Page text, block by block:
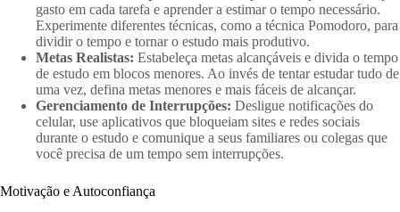
gasto em cada tarefa e aprender a estimar o tempo necessário.
Experimente diferentes técnicas, como a técnica Pomodoro, para
dividir o tempo e tornar o estudo mais produtivo.
Metas Realistas: Estabeleça metas alcançáveis e divida o tempo
de estudo em blocos menores. Ao invés de tentar estudar tudo de
uma vez, defina metas menores e mais fáceis de alcançar.
Gerenciamento de Interrupções: Desligue notificações do
celular, use aplicativos que bloqueiam sites e redes sociais
durante o estudo e comunique a seus familiares ou colegas que
você precisa de um tempo sem interrupções.
Motivação e Autoconfiança